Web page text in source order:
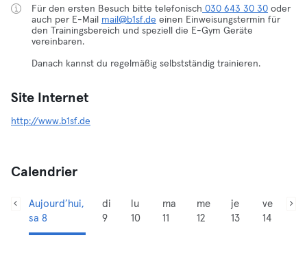
Für den ersten Besuch bitte telefonisch 030 643 30 30 oder
auch per E-Mail mail@b1sf.de einen Einweisungstermin für
den Trainingsbereich und speziell die E-Gym Geräte
vereinbaren.
Danach kannst du regelmäßig selbstständig trainieren.
Site Internet
http://www.b1sf.de
Calendrier
Aujourd’hui,
sa 8
di
9
lu
10
ma
11
me
12
je
13
ve
14